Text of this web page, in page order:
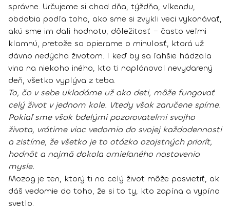
správne. Určujeme si chod dňa, týždňa, víkendu,
obdobia podľa toho, ako sme si zvykli veci vykonávať,
akú sme im dali hodnotu, dôležitosť – často veľmi
klamnú, pretože sa opierame o minulosť, ktorá už
dávno nedýcha životom. I keď by sa ľahšie hádzala
vina na niekoho iného, kto ti naplánoval nevydarený
deň, všetko vyplýva z teba.
To, čo v sebe ukladáme už ako deti, môže fungovať
celý život v jednom kole. Vtedy však zaručene spíme.
Pokiaľ sme však bdelými pozorovateľmi svojho
života, vrátime viac vedomia do svojej každodennosti
a zistíme, že všetko je to otázka ozajstných priorít,
hodnôt a najmä dokola omieľaného nastavenia
mysle.
Mozog je ten, ktorý ti na celý život môže posvietiť, ak
dáš vedomie do toho, že si to ty, kto zapína a vypína
svetlo.